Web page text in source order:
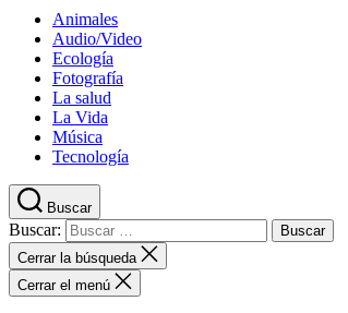
Animales
Audio/Video
Ecología
Fotografía
La salud
La Vida
Música
Tecnología
Buscar
Buscar:
Cerrar la búsqueda
Cerrar el menú